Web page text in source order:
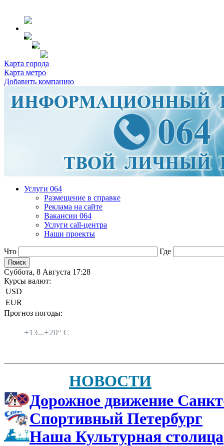
Карта города
Карта метро
Добавить компанию
Услуги 064
Размещение в справке
Реклама на сайте
Вакансии 064
Услуги call-центра
Наши проекты
Что Где
Суббота, 8 Августа 17:28
Курсы валют:
USD
EUR
Прогноз погоды:
+13...+20° C
НОВОСТИ
Дорожное движение
Спортивный Петербург
Наша Культурная столица